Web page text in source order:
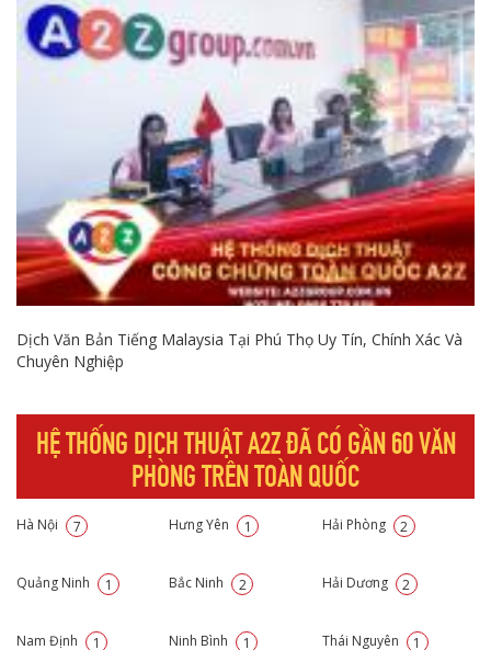
Dịch Văn Bản Tiếng Malaysia Tại Phú Thọ Uy Tín, Chính Xác Và
Chuyên Nghiệp
HỆ THỐNG DỊCH THUẬT A2Z ĐÃ CÓ GẦN 60 VĂN
PHÒNG TRÊN TOÀN QUỐC
Hà Nội 7 Hưng Yên 1 Hải Phòng 2
Quảng Ninh 1 Bắc Ninh 2 Hải Dương 2
Nam Định 1 Ninh Bình 1 Thái Nguyên 1